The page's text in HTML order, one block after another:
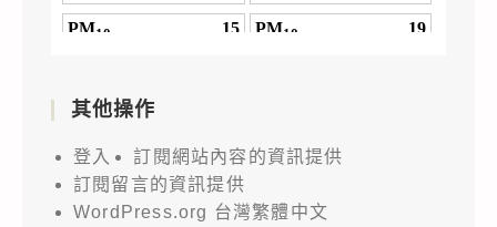
其他操作
登入
訂閱網站內容的資訊提供
訂閱留言的資訊提供
WordPress.org 台灣繁體中文